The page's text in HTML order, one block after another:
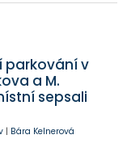
parkování v
a M.
sepsali
| Bára Kelnerová